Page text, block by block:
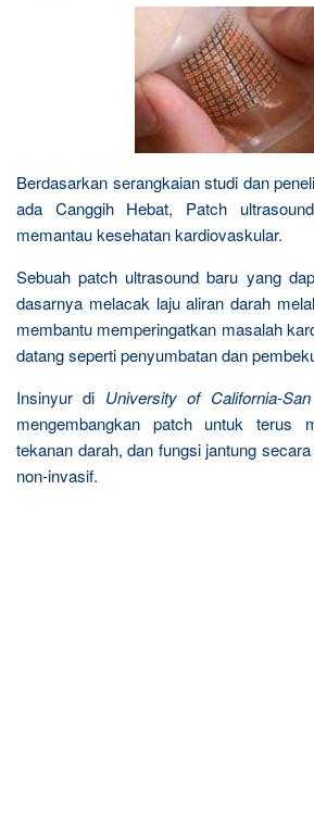
Berdasarkan serangkaian studi dan
ada Canggih Hebat, Patch
memantau kesehatan kardiovaskular.
Sebuah patch ultrasound baru yang
dasarnya melacak laju aliran darah
membantu memperingatkan masalah
datang seperti penyumbatan dan
Insinyur di University of California-
mengembangkan patch untuk terus
tekanan darah, dan fungsi jantung
non-invasif.